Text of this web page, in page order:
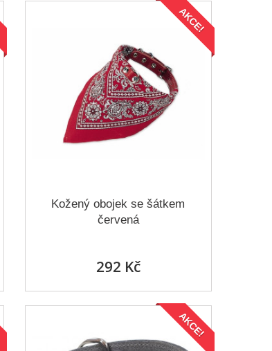
AKCE!
Kožený obojek se šátkem
červená
292 Kč
AKCE!